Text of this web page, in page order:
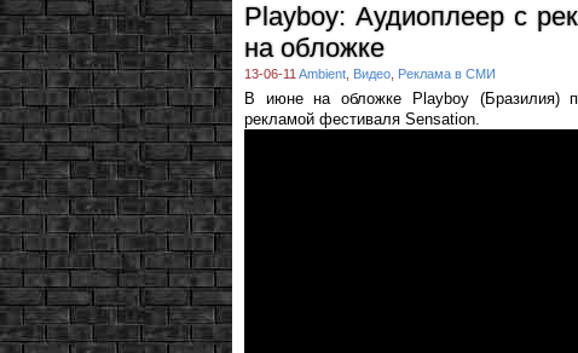
Playboy: Аудиоплеер с
на обложке
13-06-11 Ambient Видео Реклама в СМИ
В июне на обложке Playboy (Бразилия)
рекламой фестиваля Sensation.